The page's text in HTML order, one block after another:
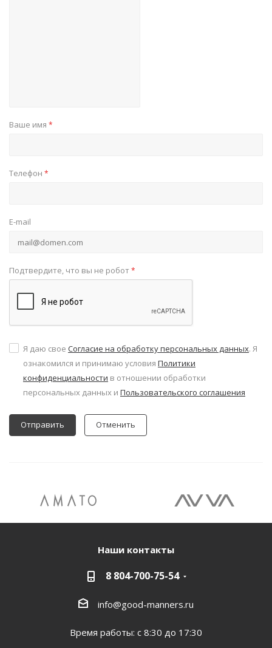
Ваше имя *
Телефон *
E-mail
Подтвердите, что вы не робот*
Я даю свое Согласие на обработку персональных данных. Я
ознакомился и принимаю условия Политики
конфиденциальности в отношении обработки
персональных данных и Пользовательского соглашения
Отменить
Наши контакты
8 804-700-75-54
info@good-manners.ru
Время работы: с 8:30 до 17:30